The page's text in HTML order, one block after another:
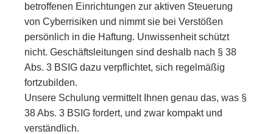
betroffenen Einrichtungen zur aktiven Steuerung
von Cyberrisiken und nimmt sie bei Verstößen
persönlich in die Haftung. Unwissenheit schützt
nicht. Geschäftsleitungen sind deshalb nach § 38
Abs. 3 BSIG dazu verpflichtet, sich regelmäßig
fortzubilden.
Unsere Schulung vermittelt Ihnen genau das, was §
38 Abs. 3 BSIG fordert, und zwar kompakt und
verständlich.